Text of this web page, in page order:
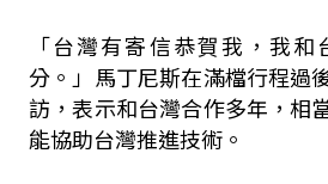
「台灣有寄信恭賀我，我
分。」馬丁尼斯在滿檔行程過
訪，表示和台灣合作多年，相
能協助台灣推進技術。